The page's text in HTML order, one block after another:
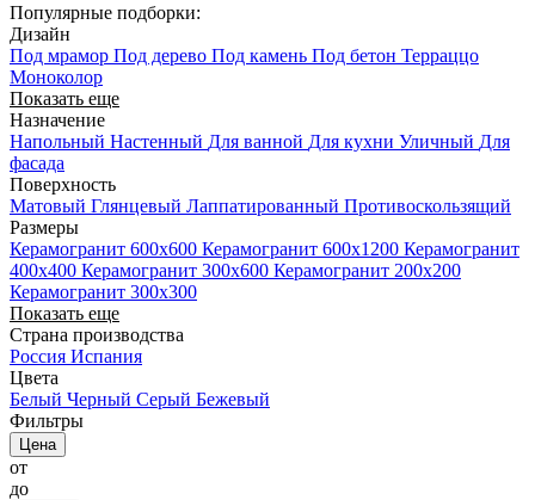
Популярные подборки:
Дизайн
Под мрамор Под дерево Под камень Под бетон Терраццо
Моноколор
Показать еще
Назначение
Напольный Настенный Для ванной Для кухни Уличный Для
фасада
Поверхность
Матовый Глянцевый Лаппатированный Противоскользящий
Размеры
Керамогранит 600x600 Керамогранит 600x1200 Керамогранит
400х400 Керамогранит 300x600 Керамогранит 200x200
Керамогранит 300x300
Показать еще
Страна производства
Россия Испания
Цвета
Белый Черный Серый Бежевый
Фильтры
Цена
от
до